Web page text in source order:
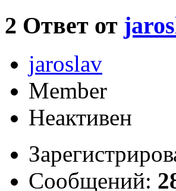
2 Ответ от
jaroslav
Member
Неактивен
Сообщений: